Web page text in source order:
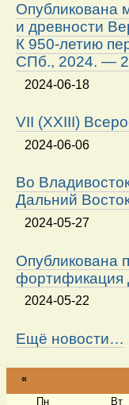
Опубликована
и древности
К 950-летию
СПб., 2024. —
2024-06-18
VII (XXIII)
2024-06-06
Во
Дальний
2024-05-27
Опубликована
фортификация
2024-05-22
Ещё новости…
«
Пн Вт